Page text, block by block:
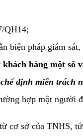
QH14;
biện pháp giám
hàng một số
định miễn trách
hợp một người
cơ sở của TNHS,